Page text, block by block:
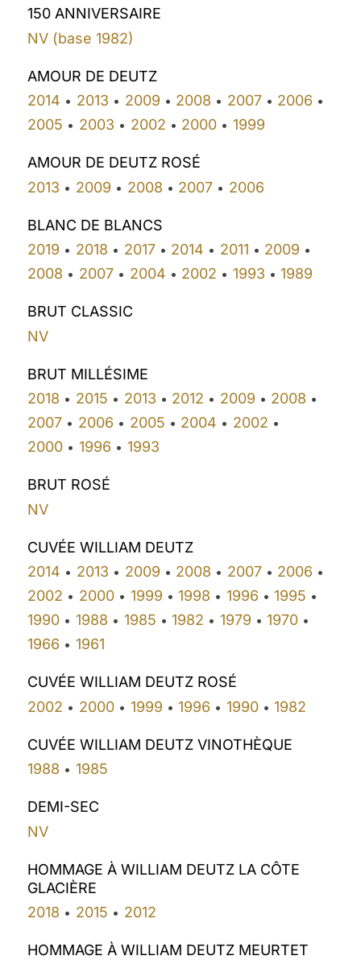
150 ANNIVERSAIRE
NV (base 1982)
AMOUR DE DEUTZ
2014 • 2013 • 2009 • 2008 • 2007• 2006 •
2005 • 2003 • 2002 • 2000 • 1999
AMOUR DE DEUTZ ROSÉ
2013 • 2009 • 2008 • 2007 • 2006
BLANC DE BLANCS
2019 • 2018 • 2017• 2014 • 2011 • 2009 •
2008 • 2007• 2004 • 2002 • 1993 • 1989
BRUT CLASSIC
NV
BRUT MILLÉSIME
2018 • 2015 • 2013 • 2012 • 2009 • 2008 •
2007 • 2006 • 2005 • 2004 • 2002 •
2000 • 1996 • 1993
BRUT ROSÉ
NV
CUVÉE WILLIAM DEUTZ
2014 • 2013 • 2009 • 2008 • 2007• 2006 •
2002 • 2000• 1999 • 1998 • 1996 • 1995 •
1990 • 1988 • 1985 • 1982 • 1979 • 1970 •
1966 • 1961
CUVÉE WILLIAM DEUTZ ROSÉ
2002 • 2000• 1999 • 1996 • 1990• 1982
CUVÉE WILLIAM DEUTZ VINOTHÈQUE
1988 • 1985
DEMI-SEC
NV
HOMMAGE À WILLIAM DEUTZ LA CÔTE
GLACIÈRE
2018 • 2015 • 2012
HOMMAGE À WILLIAM DEUTZ MEURTET